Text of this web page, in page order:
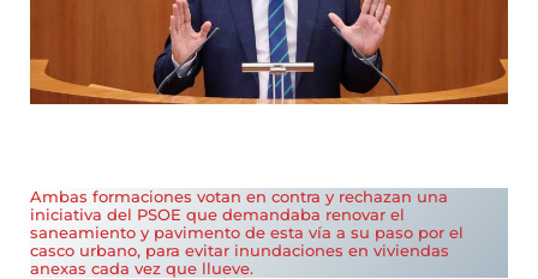
Ambas formaciones votan en contra y rechazan una
iniciativa del PSOE que demandaba renovar el
saneamiento y pavimento de esta vía a su paso por el
casco urbano, para evitar inundaciones en viviendas
anexas cada vez que llueve.